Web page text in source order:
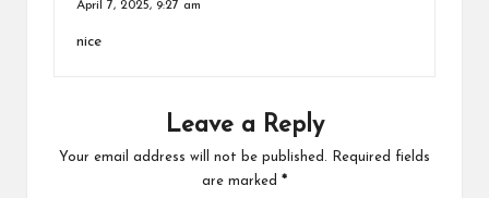
April 7, 2025, 9:27 am
nice
Leave a Reply
Your email address will not be published.
Required fields
are marked *